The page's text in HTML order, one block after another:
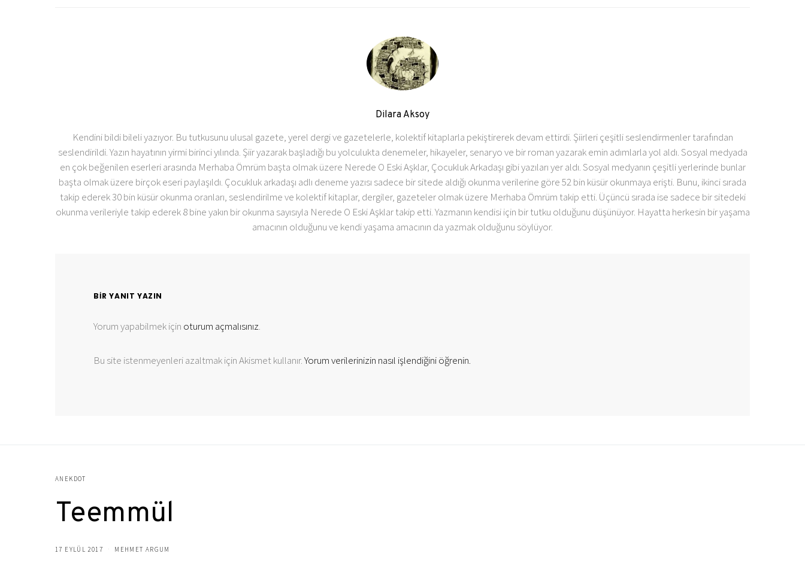
Dilara Aksoy
Kendini bildi bileli yazıyor. Bu tutkusunu ulusal gazete, yerel dergi ve gazetelerle, kolektif kitaplarla pekiştirerek devam ettirdi. Şiirleri çeşitli seslendirmenler tarafından
seslendirildi. Yazın hayatının yirmi birinci yılında. Şiir yazarak başladığı bu yolculukta denemeler, hikayeler, senaryo ve bir roman yazarak emin adımlarla yol aldı. Sosyal medyada
en çok beğenilen eserleri arasında Merhaba Ömrüm başta olmak üzere Nerede O Eski Aşklar, Çocukluk Arkadaşı gibi yazıları yer aldı. Sosyal medyanın çeşitli yerlerinde bunlar
başta olmak üzere birçok eseri paylaşıldı. Çocukluk arkadaşı adlı deneme yazısı sadece bir sitede aldığı okunma verilerine göre 52 bin küsür okunmaya erişti. Bunu, ikinci sırada
takip ederek 30 bin küsür okunma oranları, seslendirilme ve kolektif kitaplar, dergiler, gazeteler olmak üzere Merhaba Ömrüm takip etti. Üçüncü sırada ise sadece bir sitedeki
okunma verileriyle takip ederek 8 bine yakın bir okunma sayısıyla Nerede O Eski Aşklar takip etti. Yazmanın kendisi için bir tutku olduğunu düşünüyor. Hayatta herkesin bir yaşama
amacının olduğunu ve kendi yaşama amacının da yazmak olduğunu söylüyor.
BIR YANIT YAZIN
Yorum yapabilmek için oturum açmalısınız.
Bu site istenmeyenleri azaltmak için Akismet kullanır.Yorum verilerinizin nasıl işlendiğini öğrenin.
ANEKDOT
Teemmül
17 EYLÜL 2017 MEHMET ARGUM